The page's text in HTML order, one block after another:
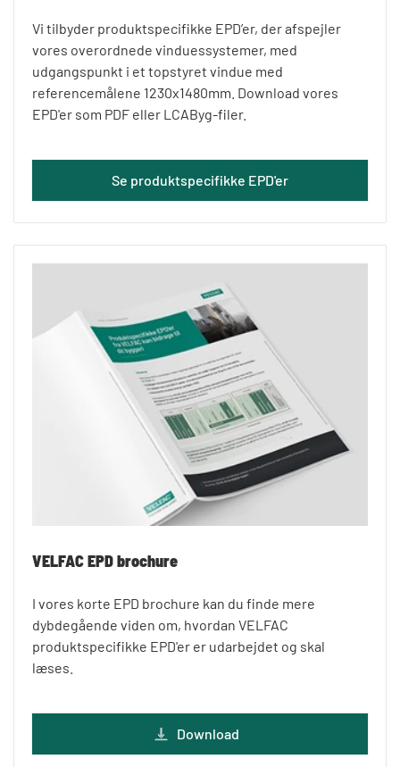
Vi tilbyder produktspecifikke EPD’er, der afspejler
vores overordnede vinduessystemer, med
udgangspunkt i et topstyret vindue med
referencemålene 1230x1480mm. Download vores
EPD'er som PDF eller LCAByg-filer.
Se produktspecifikke EPD'er
VELFAC EPD brochure
I vores korte EPD brochure kan du finde mere
dybdegående viden om, hvordan VELFAC
produktspecifikke EPD'er er udarbejdet og skal
læses.
Download